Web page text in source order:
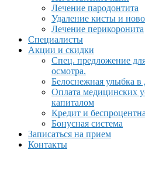
Лечение пародонтита
Удаление кисты и
Лечение перикоронита
Специалисты
Акции и скидки
Спец. предложение
осмотра.
Белоснежная улыбка в
Оплата медицинских
капиталом
Кредит и
Бонусная система
Записаться на прием
Контакты